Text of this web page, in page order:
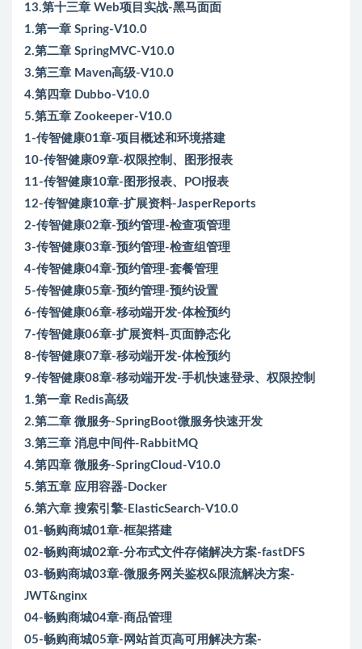
13.第十三章 Web项目实战-黑马面面
1.第一章 Spring-V10.0
2.第二章 SpringMVC-V10.0
3.第三章 Maven高级-V10.0
4.第四章 Dubbo-V10.0
5.第五章 Zookeeper-V10.0
1-传智健康01章-项目概述和环境搭建
10-传智健康09章-权限控制、图形报表
11-传智健康10章-图形报表、POI报表
12-传智健康10章-扩展资料-JasperReports
2-传智健康02章-预约管理-检查项管理
3-传智健康03章-预约管理-检查组管理
4-传智健康04章-预约管理-套餐管理
5-传智健康05章-预约管理-预约设置
6-传智健康06章-移动端开发-体检预约
7-传智健康06章-扩展资料-页面静态化
8-传智健康07章-移动端开发-体检预约
9-传智健康08章-移动端开发-手机快速登录、权限控制
1.第一章 Redis高级
2.第二章 微服务-SpringBoot微服务快速开发
3.第三章 消息中间件-RabbitMQ
4.第四章 微服务-SpringCloud-V10.0
5.第五章 应用容器-Docker
6.第六章 搜索引擎-ElasticSearch-V10.0
01-畅购商城01章-框架搭建
02-畅购商城02章-分布式文件存储解决方案-fastDFS
03-畅购商城03章-微服务网关鉴权&限流解决方案-
JWT&nginx
04-畅购商城04章-商品管理
05-畅购商城05章-网站首页高可用解决方案-